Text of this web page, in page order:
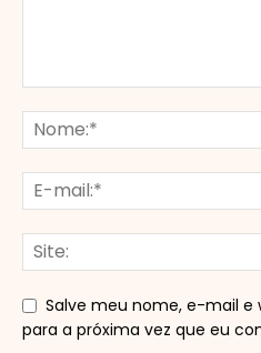
Salve meu nome, e-mail e
para a próxima vez que eu